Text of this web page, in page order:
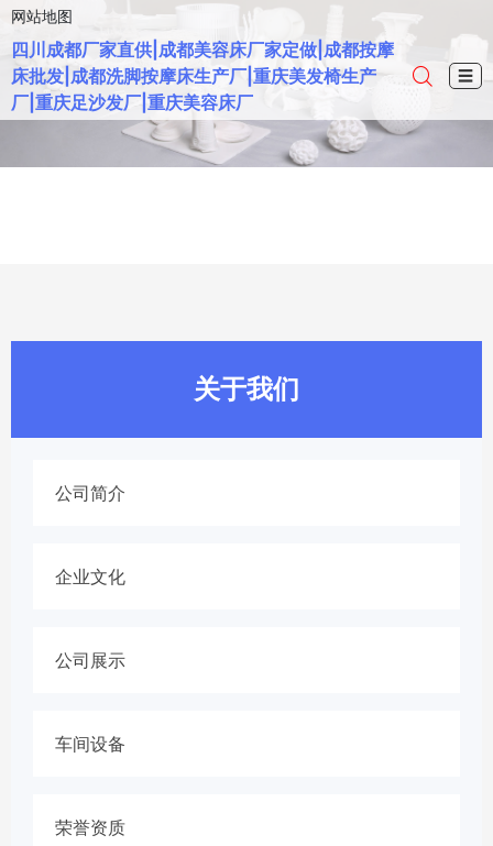
网站地图
四川成都厂家直供|成都美容床厂家定做|成都按摩
床批发|成都洗脚按摩床生产厂|重庆美发椅生产
厂|重庆足沙发厂|重庆美容床厂
☰
关于我们
公司简介
企业文化
公司展示
车间设备
荣誉资质